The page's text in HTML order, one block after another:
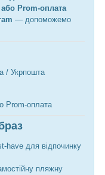
Prom-оплата
— допоможемо
/ Укрпошта
Prom-оплата
для відпочинку
пляжну